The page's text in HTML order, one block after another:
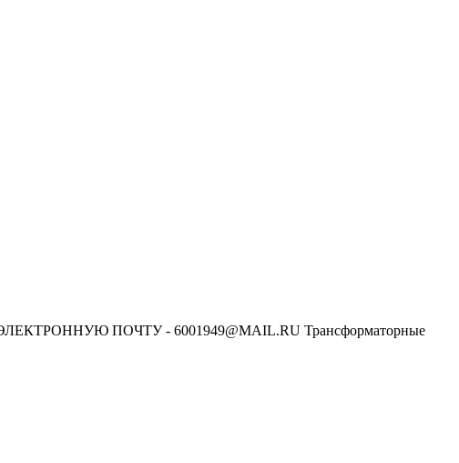
ПОЧТУ - 6001949@MAIL.RU Трансформаторные